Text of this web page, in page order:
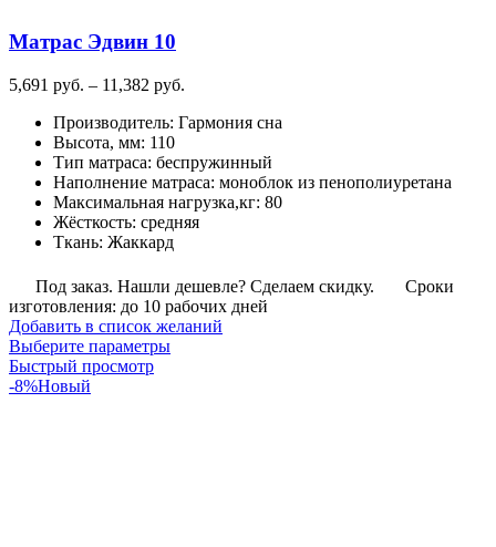
странице
Матрас Эдвин 10
5,691 руб. – 11,382 руб.
5,691
–
11,382
руб.
Производитель: Гармония сна
Высота, мм: 110
Тип матраса: беспружинный
Наполнение матраса: моноблок из пенополиуретана
Максимальная нагрузка,кг: 80
Жёсткость: средняя
Ткань: Жаккард
Под заказ. Нашли дешевле? Сделаем скидку.
Сроки
изготовления: до 10 рабочих дней
Добавить в список желаний
Выберите параметрыЭтот
Быстрый просмотр
-8%Новый